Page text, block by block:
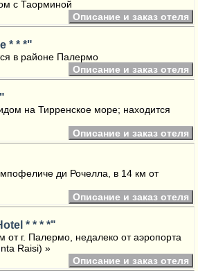
с Таорминой
Описание и заказ отеля
* * *"
в районе Палермо
Описание и заказ отеля
на Тирренское море; находится
Описание и заказ отеля
ди Рочелла, в 14 км от
Описание и заказ отеля
* * * *"
от г. Палермо, недалеко от аэропорта
Raisi) »
Описание и заказ отеля